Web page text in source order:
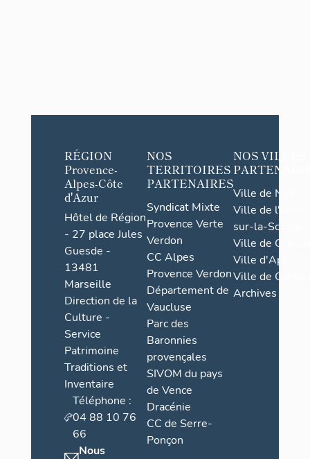
RÉGION
Provence-
Alpes-Côte
d'Azur
Hôtel de Région
- 27 place Jules
Guesde -
13481
Marseille
Direction de la
Culture -
Service
Patrimoine
Traditions et
Inventaire
Téléphone :
04 88 10 76
66
Nous
NOS
TERRITOIRES
PARTENAIRES
Syndicat Mixte
Provence Verte
Verdon
CC Alpes
Provence Verdon
Département de
Vaucluse
Parc des
Baronnies
provençales
SIVOM du pays
de Vence
Dracénie
CC de Serre-
Ponçon
NOS VILLES
Ville de Nice
Ville de l'Isle-
sur-la-Sorgue
Ville de Grasse
Ville d'Apt
Ville de
Archives